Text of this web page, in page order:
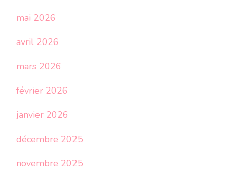
mai 2026
avril 2026
mars 2026
février 2026
janvier 2026
décembre 2025
novembre 2025